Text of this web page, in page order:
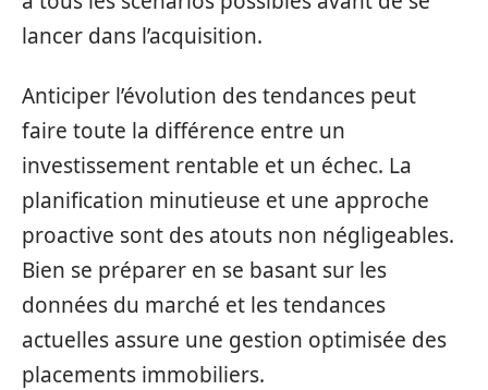
lancer dans l’acquisition.
Anticiper l’évolution des tendances peut
faire toute la différence entre un
investissement rentable et un échec. La
planification minutieuse et une approche
proactive sont des atouts non négligeables.
Bien se préparer en se basant sur les
données du marché et les tendances
actuelles assure une gestion optimisée des
placements immobiliers.